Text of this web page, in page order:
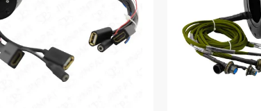
외관이 좋고, 신중하게 포장
정이 있고, 다시 올 필요가 있